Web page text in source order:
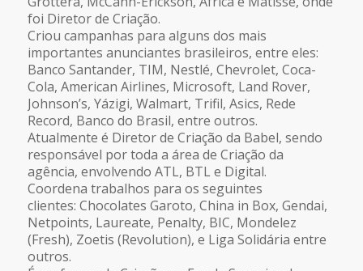
foi Diretor de Criação.
Criou campanhas para alguns dos mais
importantes anunciantes brasileiros, entre eles:
Banco Santander, TIM, Nestlé, Chevrolet, Coca-
Cola, American Airlines, Microsoft, Land Rover,
Johnson’s, Yázigi, Walmart, Trifil, Asics, Rede
Record, Banco do Brasil, entre outros.
Atualmente é Diretor de Criação da Babel, sendo
responsável por toda a área de Criação da
agência, envolvendo ATL, BTL e Digital.
Coordena trabalhos para os seguintes
clientes: Chocolates Garoto, China in Box, Gendai,
Netpoints, Laureate, Penalty, BIC, Mondelez
(Fresh), Zoetis (Revolution), e Liga Solidária entre
outros.